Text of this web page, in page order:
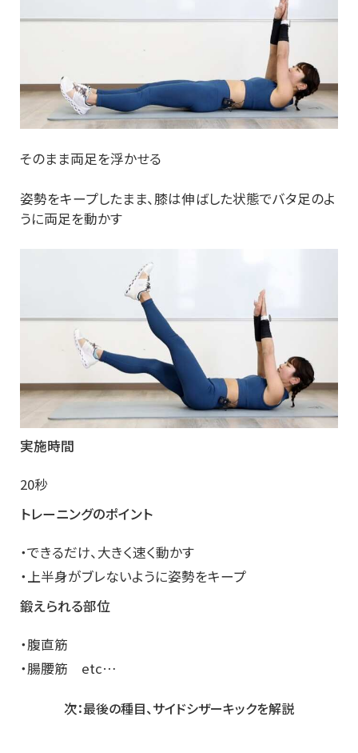
そのまま両足を浮かせる
姿勢をキープしたまま、膝は伸ばした状態でバタ足のよ
うに両足を動かす
実施時間
20秒
トレーニングのポイント
・できるだけ、大きく速く動かす
・上半身がブレないように姿勢をキープ
鍛えられる部位
・腹直筋
・腸腰筋 etc…
次：最後の種目、サイドシザーキックを解説